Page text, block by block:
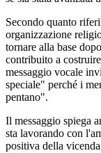
Secondo quanto
organizzazione
tornare alla base
contribuito a
messaggio vocale
speciale" perché i
pentano".
Il messaggio spiega
sta lavorando con
positiva della